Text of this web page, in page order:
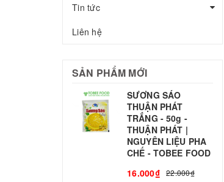
Tin tức
Liên hệ
SẢN PHẨM MỚI
SƯƠNG SÁO
THUẬN PHÁT
TRẮNG - 50g -
THUẬN PHÁT |
NGUYÊN LIỆU PHA
CHẾ - TOBEE FOOD
16.000₫ 22.000₫